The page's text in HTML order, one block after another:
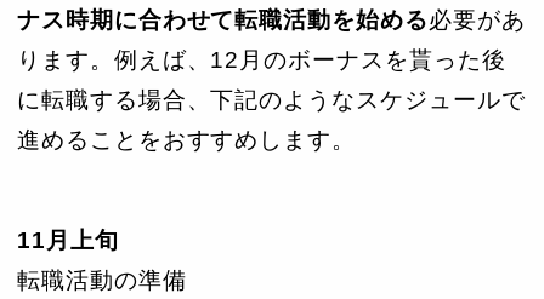
ナス時期に合わせて転職活動を始める必要があ
ります。例えば、12月のボーナスを貰った後
に転職する場合、下記のようなスケジュールで
進めることをおすすめします。
11月上旬
転職活動の準備